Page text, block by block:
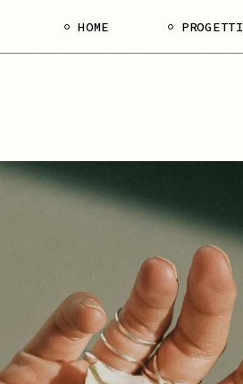
HOME PROGETTI